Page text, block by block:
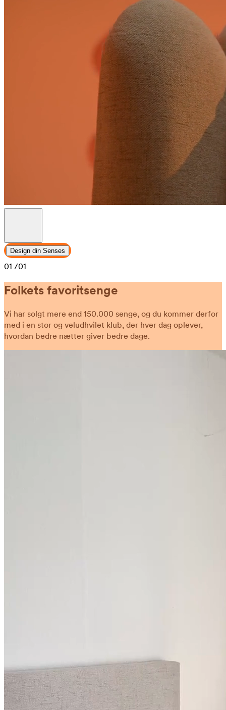
Design din Senses
01 /01
Folkets favoritsenge
Vi har solgt mere end 150.000 senge, og du kommer derfor
med i en stor og veludhvilet klub, der hver dag oplever,
hvordan bedre nætter giver bedre dage.